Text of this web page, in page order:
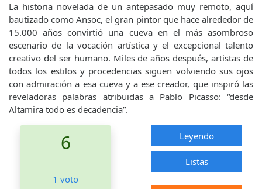
La historia novelada de un antepasado muy remoto, aquí
bautizado como Ansoc, el gran pintor que hace alrededor de
15.000 años convirtió una cueva en el más asombroso
escenario de la vocación artística y el excepcional talento
creativo del ser humano. Miles de años después, artistas de
todos los estilos y procedencias siguen volviendo sus ojos
con admiración a esa cueva y a ese creador, que inspiró las
reveladoras palabras atribuidas a Pablo Picasso: “desde
Altamira todo es decadencia”.
6
1 voto
Leyendo
Listas